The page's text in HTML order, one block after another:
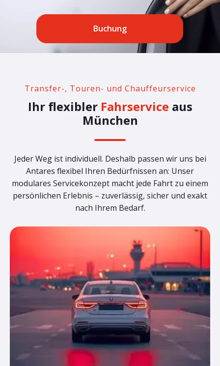
Buchung
Transfer-, Touren- und Chauffeurservice
Ihr flexibler Fahrservice aus
München
Jeder Weg ist individuell. Deshalb passen wir uns bei
Antares flexibel Ihren Bedürfnissen an: Unser
modulares Servicekonzept macht jede Fahrt zu einem
persönlichen Erlebnis – zuverlässig, sicher und exakt
nach Ihrem Bedarf.